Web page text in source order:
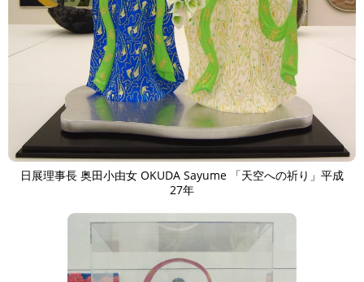
日展理事長 奥田小由女 OKUDA Sayume 「天空への祈り」平成
27年